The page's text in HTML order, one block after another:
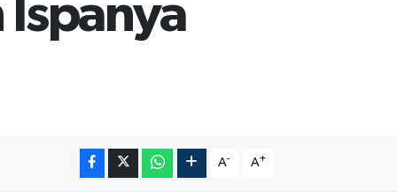
%-14
İspanya
A- A+